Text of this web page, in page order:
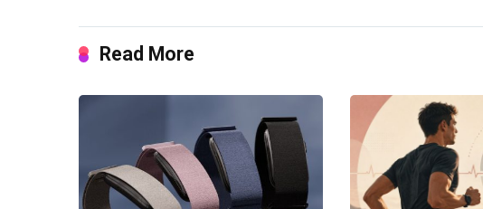
Read More